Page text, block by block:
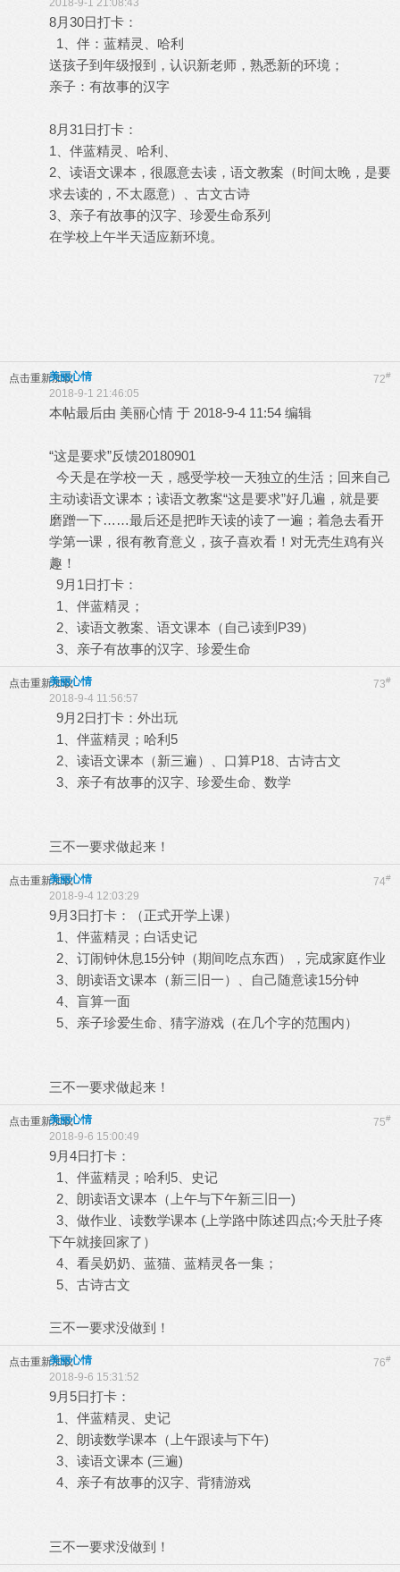
2018-9-1 21:08:43
8月30日打卡：
1、伴：蓝精灵、哈利
送孩子到年级报到，认识新老师，熟悉新的环境；
亲子：有故事的汉字
8月31日打卡：
1、伴蓝精灵、哈利、
2、读语文课本，很愿意去读，语文教案（时间太晚，是要
求去读的，不太愿意）、古文古诗
3、亲子有故事的汉字、珍爱生命系列
在学校上午半天适应新环境。
点击重新加载 72#
美丽心情
2018-9-1 21:46:05
本帖最后由 美丽心情 于 2018-9-4 11:54 编辑
“这是要求”反馈20180901
今天是在学校一天，感受学校一天独立的生活；回来自己
主动读语文课本；读语文教案“这是要求”好几遍，就是要
磨蹭一下……最后还是把昨天读的读了一遍；着急去看开
学第一课，很有教育意义，孩子喜欢看！对无壳生鸡有兴
趣！
9月1日打卡：
1、伴蓝精灵；
2、读语文教案、语文课本（自己读到P39）
3、亲子有故事的汉字、珍爱生命
点击重新加载 73#
美丽心情
2018-9-4 11:56:57
9月2日打卡：外出玩
1、伴蓝精灵；哈利5
2、读语文课本（新三遍）、口算P18、古诗古文
3、亲子有故事的汉字、珍爱生命、数学
三不一要求做起来！
点击重新加载 74#
美丽心情
2018-9-4 12:03:29
9月3日打卡：（正式开学上课）
1、伴蓝精灵；白话史记
2、订闹钟休息15分钟（期间吃点东西），完成家庭作业
3、朗读语文课本（新三旧一）、自己随意读15分钟
4、盲算一面
5、亲子珍爱生命、猜字游戏（在几个字的范围内）
三不一要求做起来！
点击重新加载 75#
美丽心情
2018-9-6 15:00:49
9月4日打卡：
1、伴蓝精灵；哈利5、史记
2、朗读语文课本（上午与下午新三旧一)
3、做作业、读数学课本 (上学路中陈述四点;今天肚子疼
下午就接回家了）
4、看吴奶奶、蓝猫、蓝精灵各一集；
5、古诗古文
三不一要求没做到！
点击重新加载 76#
美丽心情
2018-9-6 15:31:52
9月5日打卡：
1、伴蓝精灵、史记
2、朗读数学课本（上午跟读与下午)
3、读语文课本 (三遍)
4、亲子有故事的汉字、背猜游戏
三不一要求没做到！